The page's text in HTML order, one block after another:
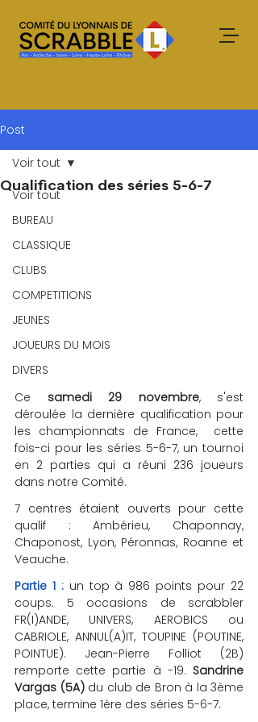
Post
Voir tout
BUREAU
CLASSIQUE
CLUBS
COMPETITIONS
JEUNES
JOUEURS DU MOIS
DIVERS
Voir tout
Qualification des séries 5-6-7
Ce samedi 29 novembre, s'est
déroulée la dernière qualification pour
les championnats de France,  cette
fois-ci pour les séries 5-6-7, un tournoi
en 2 parties qui a réuni 236 joueurs
dans notre Comité.
7 centres étaient ouverts pour cette
qualif : Ambérieu, Chaponnay,
Chaponost, Lyon, Péronnas, Roanne et
Veauche.
Partie 1 : un top à 986 points pour 22
coups. 5 occasions de scrabbler
FR(I)ANDE, UNIVERS, AEROBICS ou
CABRIOLE, ANNUL(A)IT, TOUPINE (POUTINE,
POINTUE). Jean-Pierre Folliot (2B)
remporte cette partie à -19. Sandrine
Vargas (5A) du club de Bron à la 3ème
place, termine 1ère des séries 5-6-7.